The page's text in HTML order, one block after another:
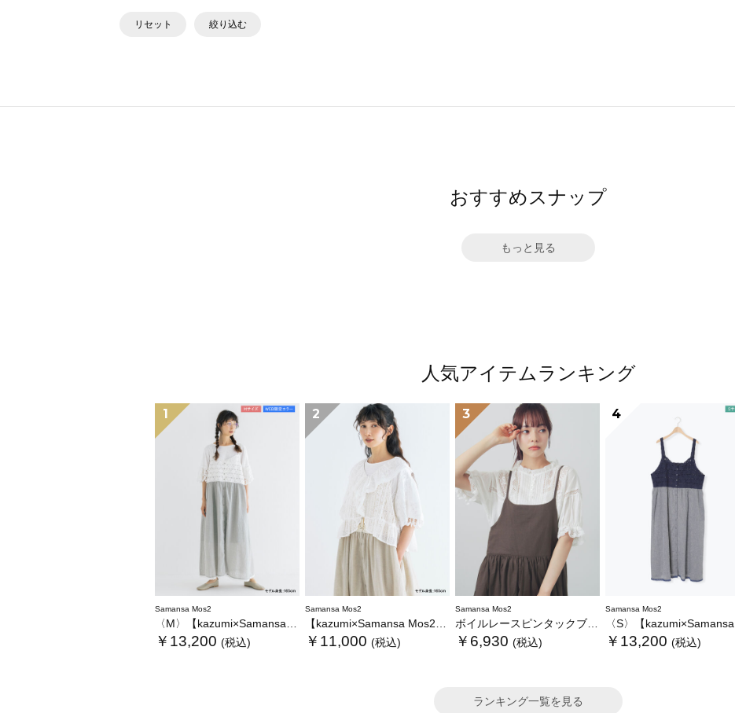
リセット 絞り込む
おすすめスナップ
もっと見る
人気アイテムランキング
1
Samansa Mos2
〈M〉【kazumi×Samansa Mos2】キャミワンピース《WEB限定カラーあり》
￥13,200 (税込)
2
Samansa Mos2
【kazumi×Samansa Mos2】レースフリルブラウス
￥11,000 (税込)
3
Samansa Mos2
ボイルレースピンタックブラウス
￥6,930 (税込)
4
Samansa Mos2
〈S〉【kazumi×Samansa Mos2】キャミワンピース《WEB限定カラーあり》
￥13,200 (税込)
ランキング一覧を見る